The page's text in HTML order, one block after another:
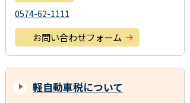
0574-62-1111
お問い合わせフォーム
軽自動車税について